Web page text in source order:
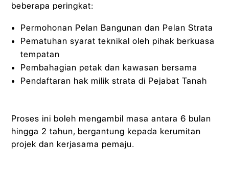
beberapa peringkat:
Permohonan Pelan Bangunan dan Pelan Strata
Pematuhan syarat teknikal oleh pihak berkuasa
tempatan
Pembahagian petak dan kawasan bersama
Pendaftaran hak milik strata di Pejabat Tanah
Proses ini boleh mengambil masa antara 6 bulan
hingga 2 tahun, bergantung kepada kerumitan
projek dan kerjasama pemaju.